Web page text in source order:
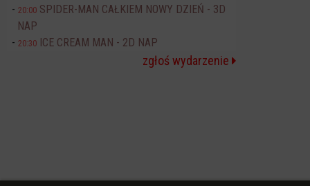
20:00 SPIDER-MAN CAŁKIEM NOWY DZIEŃ - 3D
NAP
20:30 ICE CREAM MAN - 2D NAP
zgłoś wydarzenie